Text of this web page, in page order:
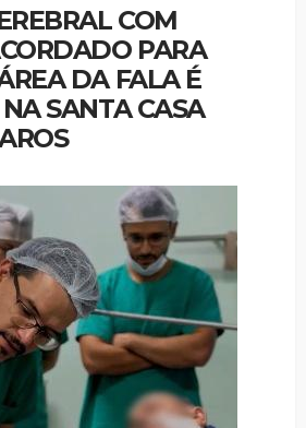
COM
PARA
DA FALA É
SANTA CASA